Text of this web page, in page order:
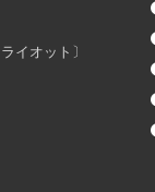
イオット〕